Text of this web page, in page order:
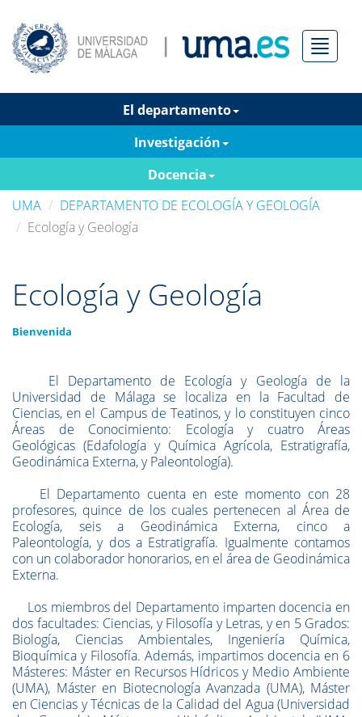
Menú
El departamento
Investigación
Docencia
UMA
DEPARTAMENTO DE ECOLOGÍA Y GEOLOGÍA
Ecología y Geología
Ecología y Geología
Bienvenida
El Departamento de Ecología y Geología de la
Universidad de Málaga se localiza en la Facultad de
Ciencias, en el Campus de Teatinos, y lo constituyen cinco
Áreas de Conocimiento: Ecología y cuatro Áreas
Geológicas (Edafología y Química Agrícola, Estratigrafía,
Geodinámica Externa, y Paleontología).
El Departamento cuenta en este momento con 28
profesores, quince de los cuales pertenecen al Área de
Ecología, seis a Geodinámica Externa, cinco a
Paleontología, y dos a Estratigrafía. Igualmente contamos
con un colaborador honorarios, en el área de Geodinámica
Externa.
Los miembros del Departamento imparten docencia en
dos facultades: Ciencias, y Filosofía y Letras, y en 5 Grados:
Biología, Ciencias Ambientales, Ingeniería Química,
Bioquímica y Filosofía. Además, impartimos docencia en 6
Másteres: Máster en Recursos Hídricos y Medio Ambiente
(UMA), Máster en Biotecnología Avanzada (UMA), Máster
en Ciencias y Técnicas de la Calidad del Agua (Universidad